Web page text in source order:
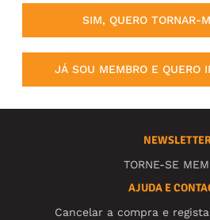
SIM, QUERO TORNAR-
JÁ SOU MEMBRO E QUERO
NEWSLETTER
TORNE-SE
AJUDA E
Cancelar a compra e